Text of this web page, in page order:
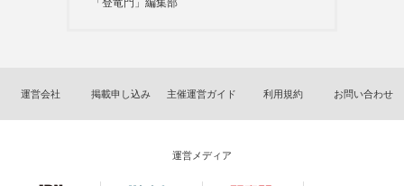
運営会社 掲載申し込み 主催運営ガイド 利用規約 お問い合わせ
運営メディア